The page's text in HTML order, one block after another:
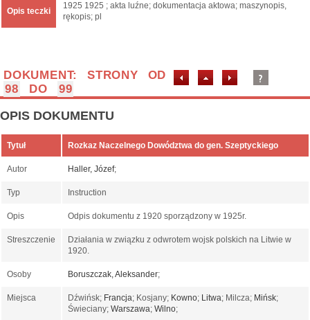
Opis teczki
1925 1925 ; akta luźne; dokumentacja aktowa; maszynopis,
rękopis; pl
DOKUMENT: STRONY OD
98
DO 99
OPIS DOKUMENTU
Tytuł Rozkaz Naczelnego Dowództwa do gen. Szeptyckiego
Autor Haller, Józef;
Typ Instruction
Opis Odpis dokumentu z 1920 sporządzony w 1925r.
Streszczenie
Działania w związku z odwrotem wojsk polskich na Litwie w
1920.
Osoby Boruszczak, Aleksander;
Miejsca Dźwińsk; Francja; Kosjany; Kowno; Litwa; Milcza; Mińsk;
Świeciany; Warszawa; Wilno;